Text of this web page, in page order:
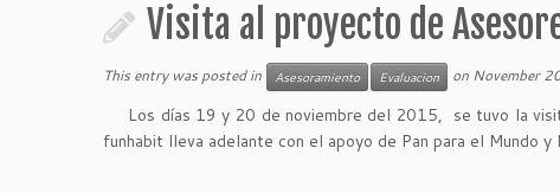
Visita al proyecto de
This entry was posted in Asesoramiento Evaluacion on November
Los días 19 y 20 de noviembre del 2015, se tuvo la
funhabit lleva adelante con el apoyo de Pan para el Mundo